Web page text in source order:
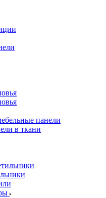
панели
в ткани